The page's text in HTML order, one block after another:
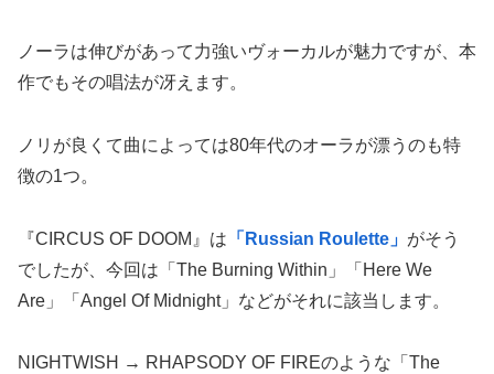
ノーラは伸びがあって力強いヴォーカルが魅力ですが、本
作でもその唱法が冴えます。
ノリが良くて曲によっては80年代のオーラが漂うのも特
徴の1つ。
『CIRCUS OF DOOM』は 「Russian Roulette」 がそう
でしたが、今回は「The Burning Within」「Here We
Are」「Angel Of Midnight」などがそれに該当します。
NIGHTWISH → RHAPSODY OF FIREのような「The